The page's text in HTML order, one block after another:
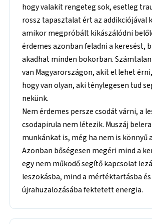
hogy valakit rengeteg sok, esetleg
rossz tapasztalat ért az addikciójával
amikor megpróbált kikászálódni
érdemes azonban feladni a keresést,
akadhat minden bokorban.
van Magyarországon, akit el lehet
hogy van olyan, aki ténylegesen tud
nekünk.
Nem érdemes persze csodát várni, a
csodapirula nem létezik. Muszáj
munkánkat is, még ha nem is könnyű
Azonban bőségesen megéri mind a
egy nem működő segítő kapcsolat
leszokásba, mind a mértéktartásba
újrahuzalozásába fektetett energia.